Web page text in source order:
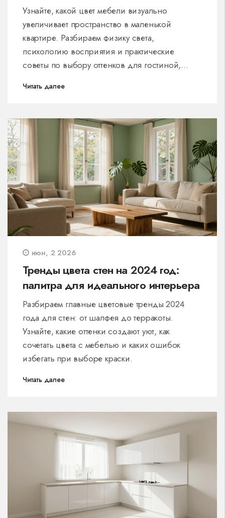
для маленьких комнат
Узнайте, какой цвет мебели визуально
увеличивает пространство в маленькой
квартире. Разбираем физику света,
психологию восприятия и практические
советы по выбору оттенков для гостиной,
Читать далее
июн, 2 2026
Тренды цвета стен на 2024 год:
палитра для идеального интерьера
Разбираем главные цветовые тренды 2024
года для стен: от шалфея до терракоты.
Узнайте, какие оттенки создают уют, как
сочетать цвета с мебелью и каких ошибок
избегать при выборе краски.
Читать далее